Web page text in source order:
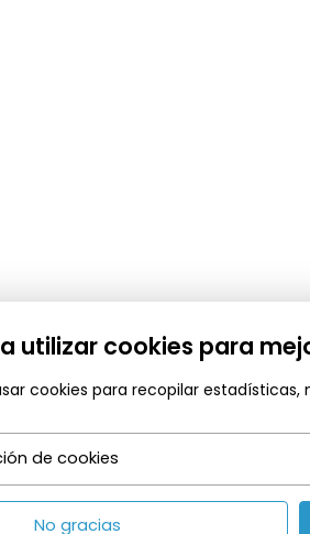
utilizar cookies para
cookies para recopilar
de cookies
No gracias